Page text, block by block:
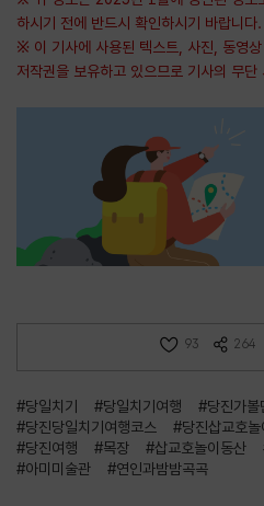
하시기 전에 반드시 확인하시기 바랍니다.
※ 이 기사에 사용된 텍스트, 사진, 동영
저작권을 보유하고 있으므로 기사의 무단
93 264
#당일치기 #당일치기여행 #당진가볼
#당진당일치기여행코스
#당진삽교호놀
#당진여행
#목장 #삽교호놀이동산
#아미미술관
#연인과밤밤곡곡